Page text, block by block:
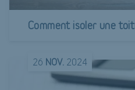
Comment isoler une
26 NOV. 2024